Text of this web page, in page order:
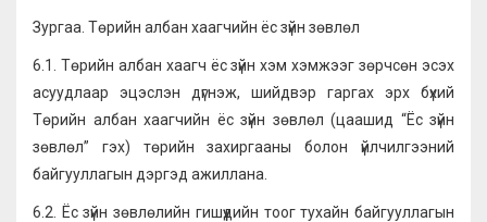
Зургаа. Төрийн албан хаагчийн ёс зүйн зөвлөл
6.1. Төрийн албан хаагч ёс зүйн хэм хэмжээг зөрчсөн эсэх
асуудлаар эцэслэн дүгнэж, шийдвэр гаргах эрх бүхий
Төрийн албан хаагчийн ёс зүйн зөвлөл (цаашид “Ёс зүйн
зөвлөл” гэх) төрийн захиргааны болон үйлчилгээний
байгууллагын дэргэд ажиллана.
6.2. Ёс зүйн зөвлөлийн гишүүдийн тоог тухайн байгууллагын